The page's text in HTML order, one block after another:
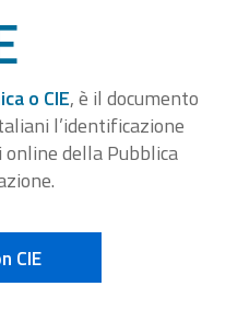
o CIE, è il documento
l’identificazione
online della Pubblica
CIE